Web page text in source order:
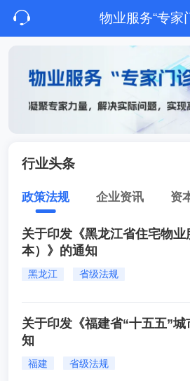
物业服务“专家
行业头条
政策法规 企业资讯 资
关于印发《黑龙江省住宅物
本）》的通知
黑龙江 省级法规
关于印发《福建省“十五五”
知
福建 省级法规